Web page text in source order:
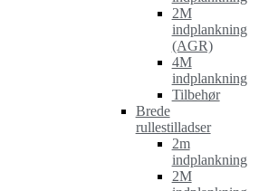
2M
indplankning
(AGR)
4M
indplankning
Tilbehør
Brede
rullestilladser
2m
indplankning
2M